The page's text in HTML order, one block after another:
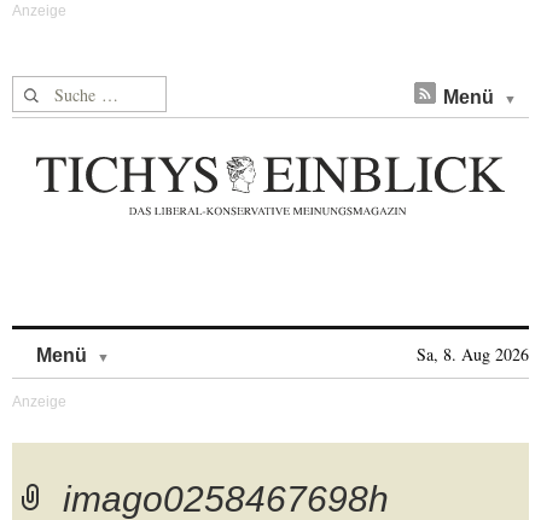
Suche nach: Menü
Menü Sa, 8. Aug 2026
imago0258467698h